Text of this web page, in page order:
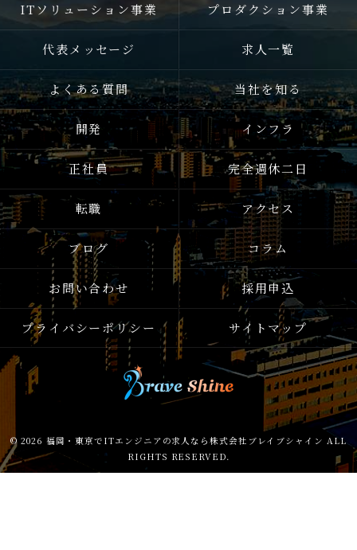
ITソリューション事業 プロダクション事業
代表メッセージ 求人一覧
よくある質問 当社を知る
開発 インフラ
正社員 完全週休二日
転職 アクセス
ブログ コラム
お問い合わせ 採用申込
プライバシーポリシー サイトマップ
© 2026 福岡・東京でITエンジニアの求人なら株式会社ブレイブシャイン ALL
RIGHTS RESERVED.